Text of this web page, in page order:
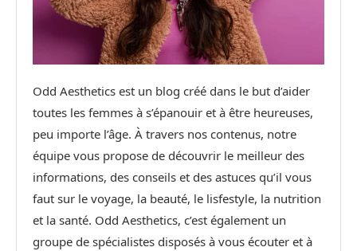
Odd Aesthetics est un blog créé dans le but d’aider
toutes les femmes à s’épanouir et à être heureuses,
peu importe l’âge. À travers nos contenus, notre
équipe vous propose de découvrir le meilleur des
informations, des conseils et des astuces qu’il vous
faut sur le voyage, la beauté, le lisfestyle, la nutrition
et la santé. Odd Aesthetics, c’est également un
groupe de spécialistes disposés à vous écouter et à